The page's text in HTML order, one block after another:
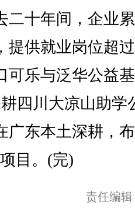
二十年间，企业
提供就业岗位超
可乐与泛华公益
四川大凉山助学
广东本土深耕，
目。(完)
责任编